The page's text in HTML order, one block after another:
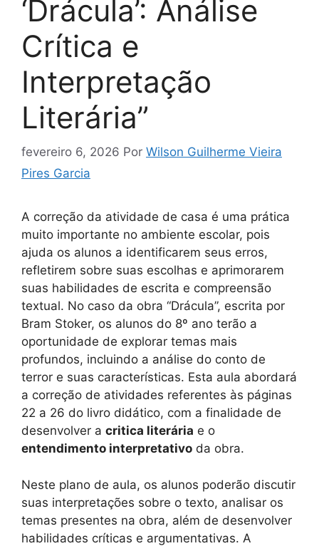
‘Drácula’: Análise
Crítica e
Interpretação
Literária”
fevereiro 6, 2026 Por Wilson Guilherme Vieira
Pires Garcia
A correção da atividade de casa é uma prática
muito importante no ambiente escolar, pois
ajuda os alunos a identificarem seus erros,
refletirem sobre suas escolhas e aprimorarem
suas habilidades de escrita e compreensão
textual. No caso da obra “Drácula”, escrita por
Bram Stoker, os alunos do 8º ano terão a
oportunidade de explorar temas mais
profundos, incluindo a análise do conto de
terror e suas características. Esta aula abordará
a correção de atividades referentes às páginas
22 a 26 do livro didático, com a finalidade de
desenvolver a critica literária e o
entendimento interpretativo da obra.
Neste plano de aula, os alunos poderão discutir
suas interpretações sobre o texto, analisar os
temas presentes na obra, além de desenvolver
habilidades críticas e argumentativas. A